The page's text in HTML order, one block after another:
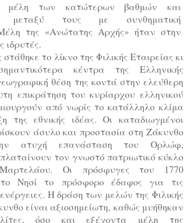
των κατώτερων βαθμών και
μεταξύ τους με συνθηματική
της «Ανώτατης Αρχής» ήταν στην
ιδρυτές.
το λίκνο της Φιλικής Εταιρείας κι
κέντρα της Ελληνικής
θέση της κοντά στην ελεύθερη
επικράτηση του κυρίαρχου ελληνικού
από νωρίς το κατάλληλο κλίμα
της εθνικής ιδέας. Οι καταδιωγμένοι
άσυλο και προστασία στη Ζάκυνθο
ατυχή επανάσταση του Ορλώφ,
τον γνωστό πατριωτικό κύκλο
Οι πρόσφυγες του 1770
Νησί το πρόσφορο έδαφος για τις
Η δράση των μελών της Φιλικής
είναι αξιοσημείωτη, καθώς μυήθηκαν
όσο και εξέχοντα μέλη της